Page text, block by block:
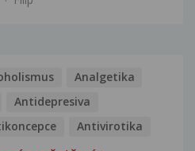
Analgetika
Antidepresiva
Antivirotika